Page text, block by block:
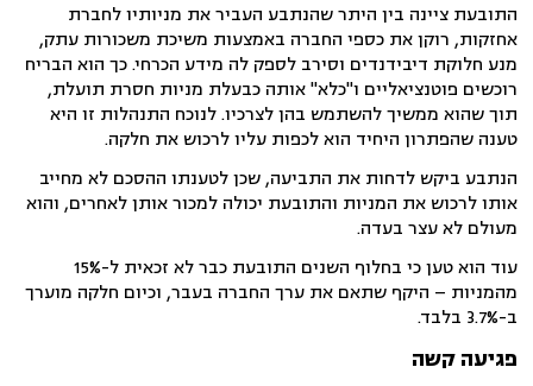
התובעת ציינה בין היתר שהנתבע העביר את מניותיו לחברת
אחזקות, רוקן את כספי החברה באמצעות משיכת משכורות עתק,
מנע חלוקת דיבידנדים וסירב לספק לה מידע הכרחי. כך הוא הבריח
רוכשים פוטנציאליים ו"כלא" אותה כבעלת מניות חסרת תועלת,
תוך שהוא ממשיך להשתמש בהן לצרכיו. לנוכח התנהלות זו היא
טענה שהפתרון היחיד הוא לכפות עליו לרכוש את חלקה.
הנתבע ביקש לדחות את התביעה, שכן לטענתו ההסכם לא מחייב
אותו לרכוש את המניות והתובעת יכולה למכור אותן לאחרים, והוא
מעולם לא עצר בעדה.
עוד הוא טען כי בחלוף השנים התובעת כבר לא זכאית ל-15%
מהמניות – היקף שתאם את ערך החברה בעבר, וכיום חלקה מוערך
ב-3.7% בלבד.
פגיעה קשה